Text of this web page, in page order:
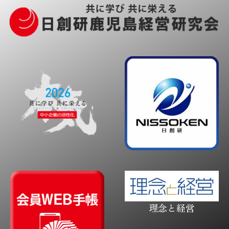
理念と経営